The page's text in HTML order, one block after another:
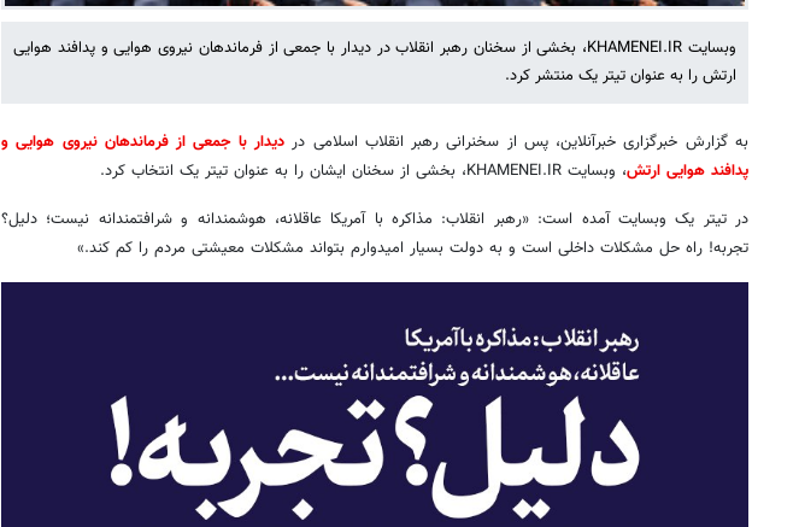
وبسایت KHAMENEI.IR، بخشی از سخنان رهبر انقلاب در دیدار با جمعی از فرماندهان نیروی هوایی و پدافند هوایی
ارتش را به عنوان تیتر یک منتشر کرد.
به گزارش خبرگزاری خبرآنلاین، پس از سخنرانی رهبر انقلاب اسلامی دردیدار با جمعی از فرماندهان نیروی هوایی و
پدافند هوایی ارتش، وبسایت KHAMENEI.IR، بخشی از سخنان ایشان را به عنوان تیتر یک انتخاب کرد.
در تیتر یک وبسایت آمده است: «رهبر انقلاب: مذاکره با آمریکا عاقلانه، هوشمندانه و شرافتمندانه نیست؛ دلیل؟
تجربه! راه حل مشکلات داخلی است و به دولت بسیار امیدوارم بتواند مشکلات معیشتی مردم را کم کند.»